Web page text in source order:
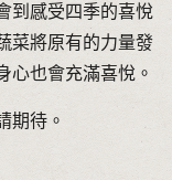
到感受四季的喜悅
菜將原有的力量發
心也會充滿喜悅。
期待。